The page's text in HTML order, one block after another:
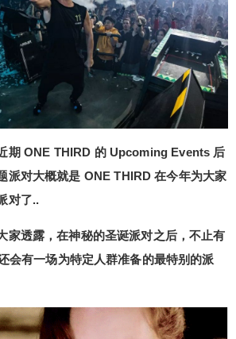
期 ONE THIRD 的 Upcoming Events 后
派对大概就是 ONE THIRD 在今年为大家
对了..
家透露，在神秘的圣诞派对之后，不止有
会有一场为特定人群准备的最特别的派